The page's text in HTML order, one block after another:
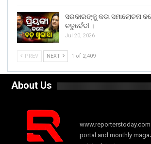
ସରକାରଙ୍କୁ କଡା ସମାଲୋଚନା
ଚତୁର୍ବେଦୀ ।
Jul 20, 2026
PREV NEXT 1 of 2,409
About Us
portal and monthly